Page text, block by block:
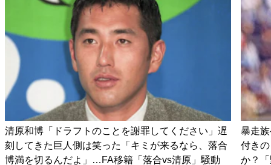
清原和博「ドラフトのことを謝罪してください」遅
刻してきた巨人側は笑った「キミが来るなら、落合
博満を切るんだよ」…FA移籍「落合vs清原」騒動
暴走
付き
か？